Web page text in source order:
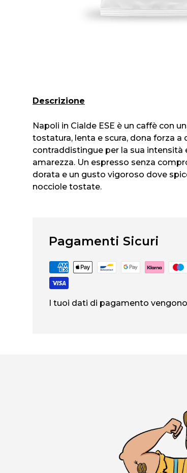
Descrizione
Napoli in Cialde ESE è un caffè con
tostatura, lenta e scura, dona forza a
contraddistingue per la sua intensità
amarezza. Un espresso senza
dorata e un gusto vigoroso dove
nocciole tostate.
Pagamenti Sicuri
I tuoi dati di pagamento